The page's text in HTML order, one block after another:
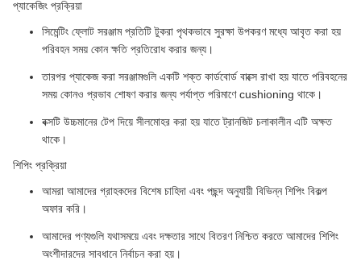
প্যাকেজিং প্রক্রিয়া
সিমেন্টিং ফ্লোট সরঞ্জাম প্রতিটি টুকরা পৃথকভাবে সুরক্ষা উপকরণ মধ্যে আবৃত করা হয়
পরিবহন সময় কোন ক্ষতি প্রতিরোধ করার জন্য।
তারপর প্যাকেজ করা সরঞ্জামগুলি একটি শক্ত কার্ডবোর্ড বাক্সে রাখা হয় যাতে পরিবহনের
সময় কোনও প্রভাব শোষণ করার জন্য পর্যাপ্ত পরিমাণে cushioning থাকে।
বক্সটি উচ্চমানের টেপ দিয়ে সীলমোহর করা হয় যাতে ট্রানজিট চলাকালীন এটি অক্ষত
থাকে।
শিপিং প্রক্রিয়া
আমরা আমাদের গ্রাহকদের বিশেষ চাহিদা এবং পছন্দ অনুযায়ী বিভিন্ন শিপিং বিকল্প
অফার করি।
আমাদের পণ্যগুলি যথাসময়ে এবং দক্ষতার সাথে বিতরণ নিশ্চিত করতে আমাদের শিপিং
অংশীদারদের সাবধানে নির্বাচন করা হয়।